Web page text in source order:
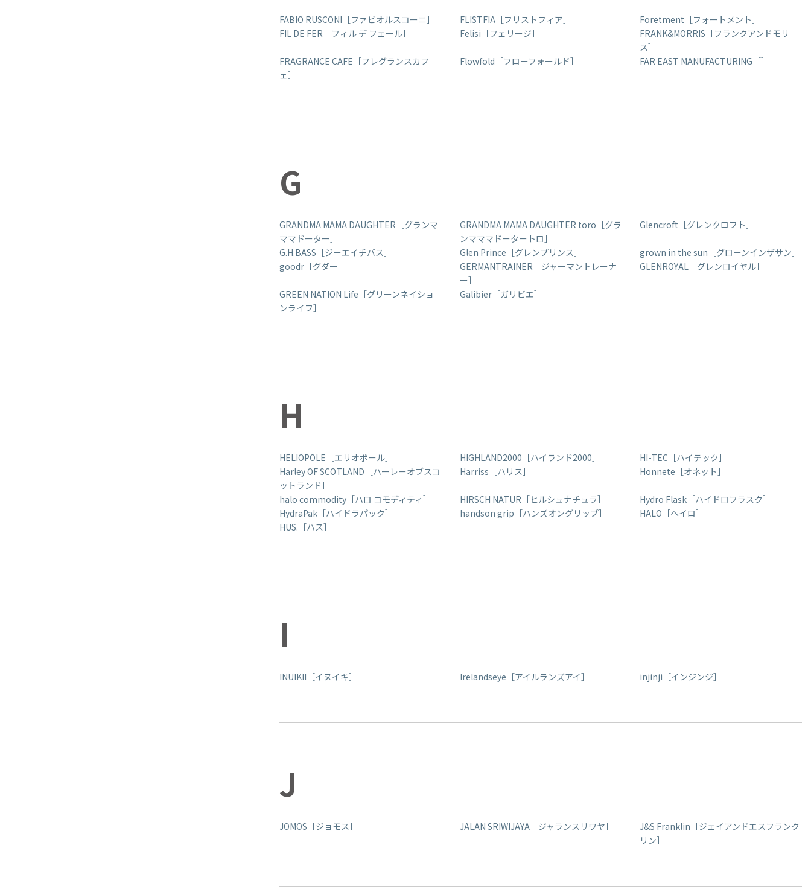
FABIO RUSCONI［ファビオルスコーニ］ FLISTFIA［フリストフィア］
Foretment［フォートメント］
FIL DE FER［フィル デ フェール］
Felisi［フェリージ］
FRANK&MORRIS［フランクアンドモリ
ス］
FRAGRANCE CAFE［フレグランスカフ
ェ］
Flowfold［フローフォールド］ FAR EAST MANUFACTURING［］
G
GRANDMA MAMA DAUGHTER［グランマ
ママドーター］
GRANDMA MAMA DAUGHTER toro［グラ
ンマママドータートロ］
Glencroft［グレンクロフト］
G.H.BASS［ジーエイチバス］ Glen Prince［グレンプリンス］
grown in the sun［グローンインザサン］
goodr［グダー］
GERMANTRAINER［ジャーマントレーナ
ー］
GLENROYAL［グレンロイヤル］
GREEN NATION Life［グリーンネイショ
ンライフ］
Galibier［ガリビエ］
H
HELIOPOLE［エリオポール］ HIGHLAND2000［ハイランド2000］
HI-TEC［ハイテック］
Harley OF SCOTLAND［ハーレーオブスコ
ットランド］
Harriss［ハリス］ Honnete［オネット］
halo commodity［ハロ コモディティ］ HIRSCH NATUR［ヒルシュナチュラ］
Hydro Flask［ハイドロフラスク］
HydraPak［ハイドラパック］
handson grip［ハンズオングリップ］
HALO［ヘイロ］
HUS.［ハス］
I
INUIKII［イヌイキ］ Irelandseye［アイルランズアイ］ injinji［インジンジ］
J
JOMOS［ジョモス］ JALAN SRIWIJAYA［ジャランスリワヤ］
J&S Franklin［ジェイアンドエスフランク
リン］